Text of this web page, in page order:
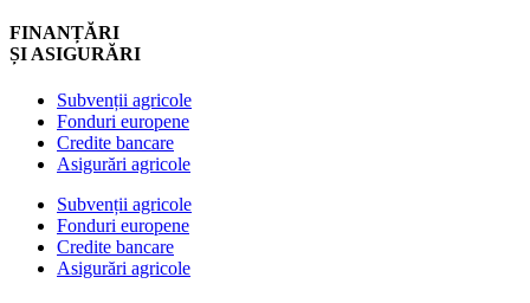
FINANȚĂRI
ȘI ASIGURĂRI
Subvenții agricole
Fonduri europene
Credite bancare
Asigurări agricole
Subvenții agricole
Fonduri europene
Credite bancare
Asigurări agricole